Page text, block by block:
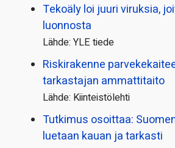
Tekoäly loi juuri viruksia,
luonnosta
Lähde: YLE tiede
Riskirakenne
tarkastajan ammattitaito
Lähde: Kiinteistölehti
Tutkimus osoittaa:
luetaan kauan ja tarkasti